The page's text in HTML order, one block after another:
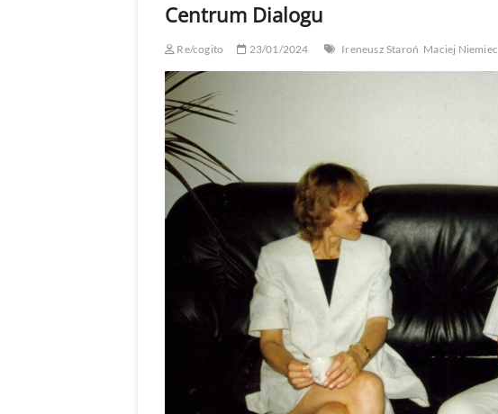
Centrum Dialogu
Re/cogito 23/01/2024 Ireneusz Staroń Maciej Niemiec